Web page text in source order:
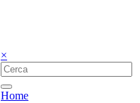
×
Home